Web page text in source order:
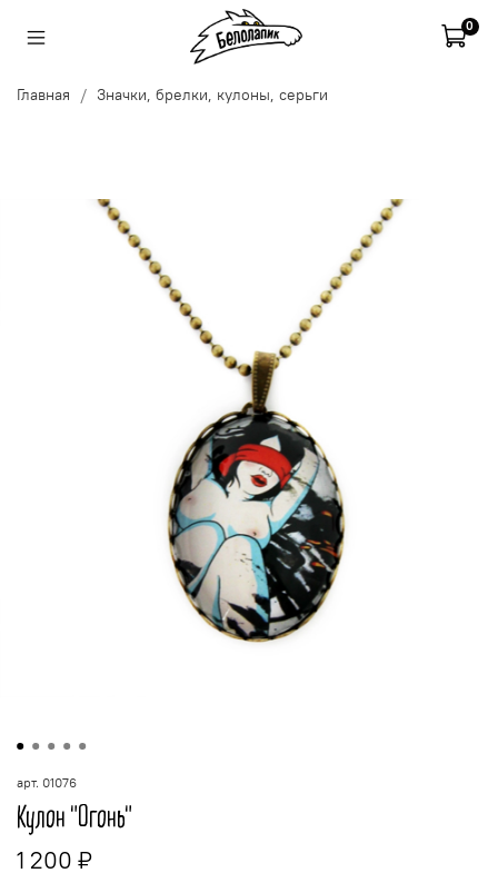
0
Главная Значки, брелки, кулоны, серьги
арт. 01076
Кулон "Огонь"
1 200 ₽